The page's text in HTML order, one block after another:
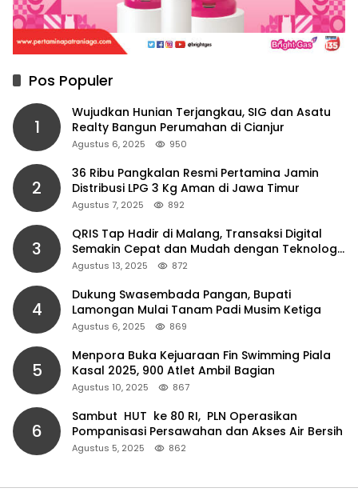
Pos Populer
1
Wujudkan Hunian Terjangkau, SIG dan Asatu
Realty Bangun Perumahan di Cianjur
Agustus 6, 2025 950
2
36 Ribu Pangkalan Resmi Pertamina Jamin
Distribusi LPG 3 Kg Aman di Jawa Timur
Agustus 7, 2025 892
3
QRIS Tap Hadir di Malang, Transaksi Digital
Semakin Cepat dan Mudah dengan Teknologi
NFC
Agustus 13, 2025 872
4
Dukung Swasembada Pangan, Bupati
Lamongan Mulai Tanam Padi Musim Ketiga
Agustus 6, 2025 869
5
Menpora Buka Kejuaraan Fin Swimming Piala
Kasal 2025, 900 Atlet Ambil Bagian
Agustus 10, 2025 867
6
Sambut HUT ke 80 RI, PLN Operasikan
Pompanisasi Persawahan dan Akses Air Bersih
Agustus 5, 2025 862